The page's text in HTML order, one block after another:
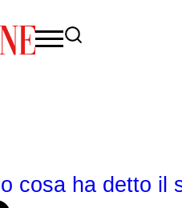
cosa ha detto il